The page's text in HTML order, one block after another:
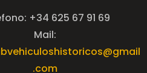
+34 625 67 91 69
Mail:
.com